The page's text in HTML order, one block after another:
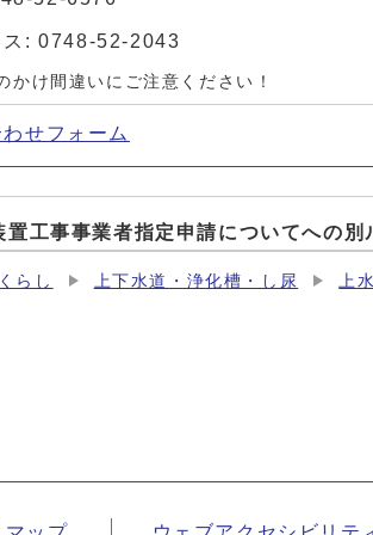
ス: 0748-52-2043
かけ間違いにご注意ください！
せフォーム
置工事事業者指定申請についてへの別
くらし 上下水道・浄化槽・し尿 上